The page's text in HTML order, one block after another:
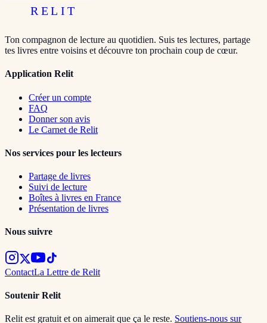
RELIT
Ton compagnon de lecture au quotidien. Suis tes lectures, partage
tes livres entre voisins et découvre ton prochain coup de cœur.
Application Relit
Créer un compte
FAQ
Donner son avis
Le Carnet de Relit
Nos services pour les lecteurs
Partage de livres
Suivi de lecture
Boîtes à livres en France
Présentation de livres
Nous suivre
ContactLa Lettre de Relit
Soutenir Relit
Relit est gratuit et on aimerait que ça le reste. Soutiens-nous sur